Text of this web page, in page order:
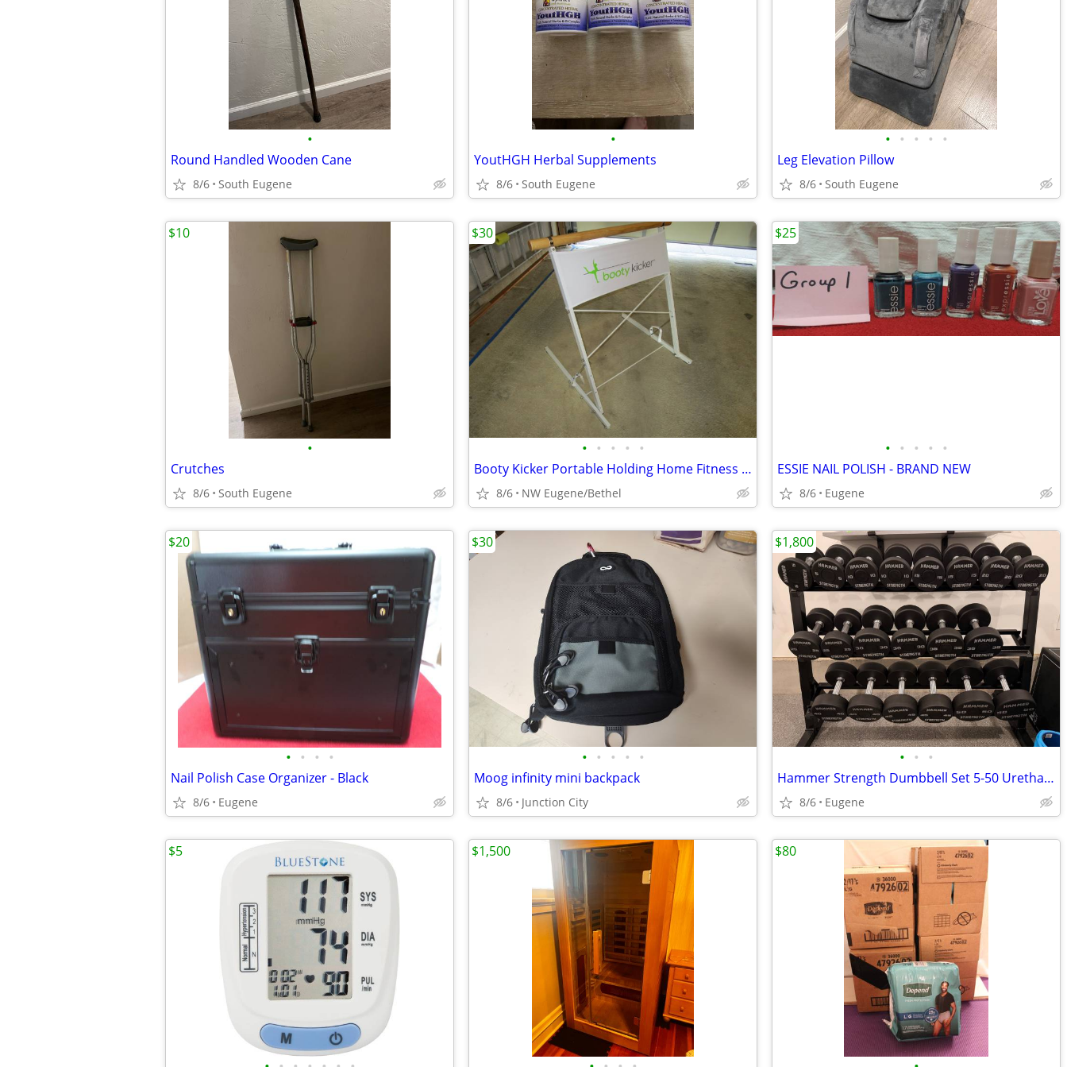
•
Round Handled Wooden Cane
8/6 South Eugene
•
YoutHGH Herbal Supplements
8/6 South Eugene
• • • • •
Leg Elevation Pillow
8/6 South Eugene
•
Crutches
8/6 South Eugene
$10
• • • • •
Booty Kicker Portable Holding Home Fitness Exercise Equipment
8/6 NW Eugene/Bethel
$30
• • • • •
ESSIE NAIL POLISH - BRAND NEW
8/6 Eugene
$25
• • • •
Nail Polish Case Organizer - Black
8/6 Eugene
$20
• • • • •
Moog infinity mini backpack
8/6 Junction City
$30
• • •
Hammer Strength Dumbbell Set 5-50 Urethane and Knurled
8/6 Eugene
$1,800
$5 $1,500 $80